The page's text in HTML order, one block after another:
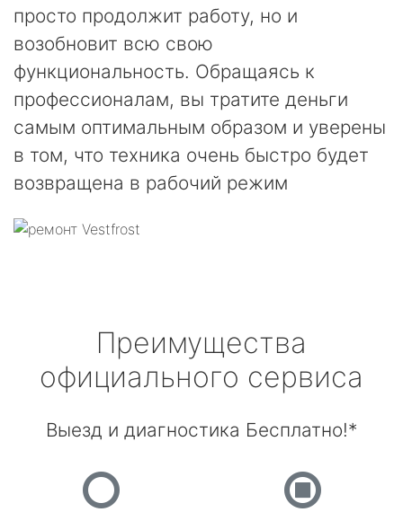
просто продолжит работу, но и
возобновит всю свою
функциональность. Обращаясь к
профессионалам, вы тратите деньги
самым оптимальным образом и уверены
в том, что техника очень быстро будет
возвращена в рабочий режим
Преимущества
официального сервиса
Выезд и диагностика Бесплатно!*